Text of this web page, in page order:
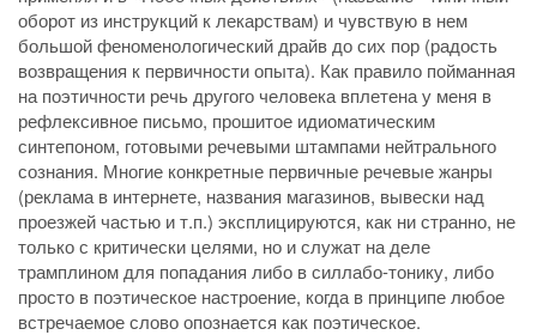
оборот из инструкций к лекарствам) и чувствую в нем
большой феноменологический драйв до сих пор (радость
возвращения к первичности опыта). Как правило пойманная
на поэтичности речь другого человека вплетена у меня в
рефлексивное письмо, прошитое идиоматическим
синтепоном, готовыми речевыми штампами нейтрального
сознания. Многие конкретные первичные речевые жанры
(реклама в интернете, названия магазинов, вывески над
проезжей частью и т.п.) эксплицируются, как ни странно, не
только с критически целями, но и служат на деле
трамплином для попадания либо в силлабо-тонику, либо
просто в поэтическое настроение, когда в принципе любое
встречаемое слово опознается как поэтическое.